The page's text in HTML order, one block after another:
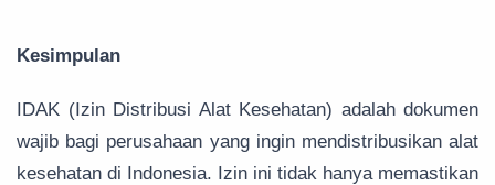
Kesimpulan
IDAK (Izin Distribusi Alat Kesehatan) adalah dokumen
wajib bagi perusahaan yang ingin mendistribusikan alat
kesehatan di Indonesia. Izin ini tidak hanya memastikan